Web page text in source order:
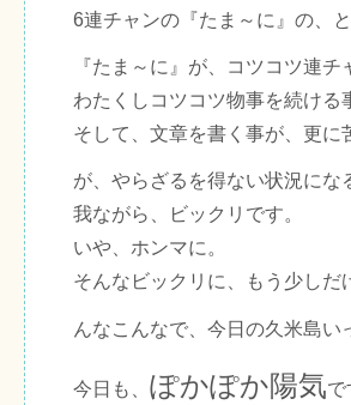
6連チャンの『たま～に』の、と
『たま～に』が、コツコツ連チ
わたくしコツコツ物事を続ける
そして、文章を書く事が、更に
が、やらざるを得ない状況に
我ながら、ビックリです。
いや、ホンマに。
そんなビックリに、もう少しだ
んなこんなで、今日の久米島い
今日も、 ぽかぽか陽気で